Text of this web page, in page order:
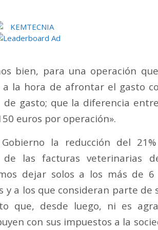
bien, para una operación
la hora de afrontar el gasto
de gasto; que la diferencia
euros por operación».
la reducción del
de las facturas veterinarias
dejar solos a los más de
a los que consideran parte de
que, desde luego, ni es
con sus impuestos a la